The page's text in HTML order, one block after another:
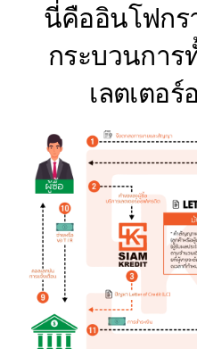
นี่คืออินโฟกร
กระบวนการ
เลตเตอ